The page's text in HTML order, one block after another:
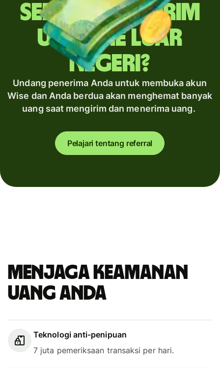
Sering mengirim
uang ke luar
negeri?
Undang penerima Anda untuk membuka akun
Wise dan Anda berdua akan menghemat banyak
uang saat mengirim dan menerima uang.
Pelajari tentang referral
Menjaga keamanan
uang Anda
Teknologi anti-penipuan
7 juta pemeriksaan transaksi per hari.